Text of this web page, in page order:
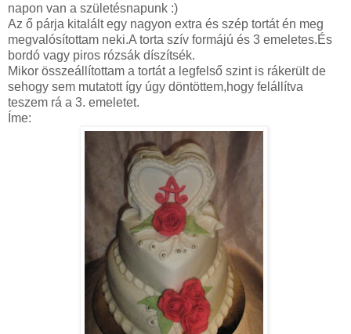
napon van a születésnapunk :)
Az ő párja kitalált egy nagyon extra és szép tortát én meg
megvalósítottam neki.A torta szív formájú és 3 emeletes.És
bordó vagy piros rózsák díszítsék.
Mikor összeállítottam a tortát a legfelső szint is rákerült de
sehogy sem mutatott így úgy döntöttem,hogy felállítva
teszem rá a 3. emeletet.
Íme: